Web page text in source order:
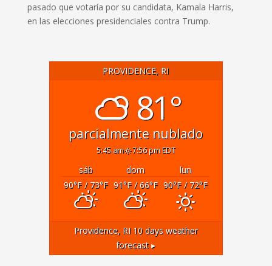
pasado que votaría por su candidata, Kamala Harris,
en las elecciones presidenciales contra Trump.
PROVIDENCE, RI
81°
parcialmente nublado
5:45 am 7:56 pm EDT
sáb dom
lun
90°F/ 73°F 91°F/ 66°F 90°F/ 72°F
Providence, RI10 days weather
forecast ▸